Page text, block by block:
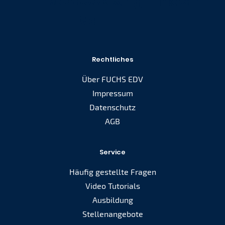
Rechtliches
Über FUCHS EDV
Impressum
Datenschutz
AGB
Service
Häufig gestellte Fragen
Video Tutorials
Ausbildung
Stellenangebote